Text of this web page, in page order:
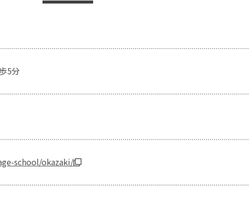
5分
school/okazaki/